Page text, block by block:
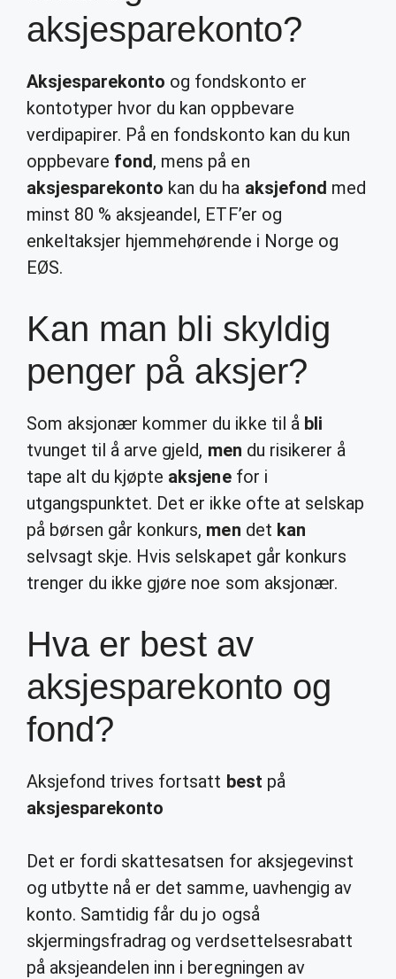
aksjesparekonto?
Aksjesparekonto og fondskonto er
kontotyper hvor du kan oppbevare
verdipapirer. På en fondskonto kan du kun
oppbevare fond, mens på en
aksjesparekonto kan du ha aksjefond med
minst 80 % aksjeandel, ETF’er og
enkeltaksjer hjemmehørende i Norge og
EØS.
Kan man bli skyldig
penger på aksjer?
Som aksjonær kommer du ikke til å bli
tvunget til å arve gjeld, men du risikerer å
tape alt du kjøpte aksjenefor i
utgangspunktet. Det er ikke ofte at selskap
på børsen går konkurs, men det kan
selvsagt skje. Hvis selskapet går konkurs
trenger du ikke gjøre noe som aksjonær.
Hva er best av
aksjesparekonto og
fond?
Aksjefond trives fortsatt best på
aksjesparekonto
Det er fordi skattesatsen for aksjegevinst
og utbytte nå er det samme, uavhengig av
konto. Samtidig får du jo også
skjermingsfradrag og verdsettelsesrabatt
på aksjeandelen inn i beregningen av